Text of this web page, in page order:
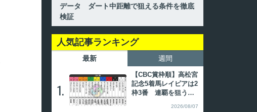
データ ダート中距離で狙える条件を徹底
検証
人気記事ランキング
最新 週間
1.
【CBC賞枠順】高松宮
記念5着馬レイピアは2
枠3番 連覇を狙うイ
2026/08/07